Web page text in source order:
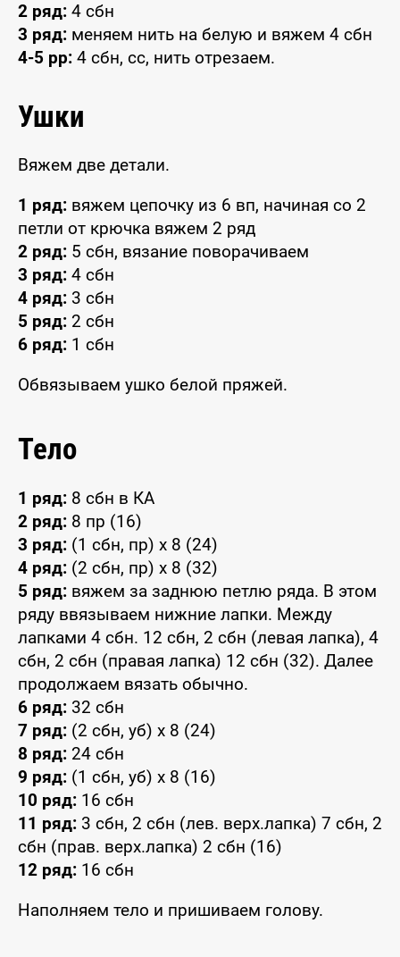
2 ряд: 4 сбн
3 ряд: меняем нить на белую и вяжем 4 сбн
4-5 pp: 4 сбн, сс, нить отрезаем.
Ушки
Вяжем две детали.
1 ряд: вяжем цепочку из 6 вп, начиная со 2
петли от крючка вяжем 2 ряд
2 ряд: 5 сбн, вязание поворачиваем
3 ряд: 4 сбн
4 ряд: 3 сбн
5 ряд: 2 сбн
6 ряд: 1 сбн
Обвязываем ушко белой пряжей.
Тело
1 ряд: 8 сбн в КА
2 ряд: 8 пр (16)
3 ряд: (1 сбн, пр) х 8 (24)
4 ряд: (2 сбн, пр) х 8 (32)
5 ряд: вяжем за заднюю петлю ряда. В этом
ряду ввязываем нижние лапки. Между
лапками 4 сбн. 12 сбн, 2 сбн (левая лапка), 4
сбн, 2 сбн (правая лапка) 12 сбн (32). Далее
продолжаем вязать обычно.
6 ряд: 32 сбн
7 ряд: (2 сбн, уб) х 8 (24)
8 ряд: 24 сбн
9 ряд: (1 сбн, уб) х 8 (16)
10 ряд: 16 сбн
11 ряд: 3 сбн, 2 сбн (лев. верх.лапка) 7 сбн, 2
сбн (прав. верх.лапка) 2 сбн (16)
12 ряд: 16 сбн
Наполняем тело и пришиваем голову.